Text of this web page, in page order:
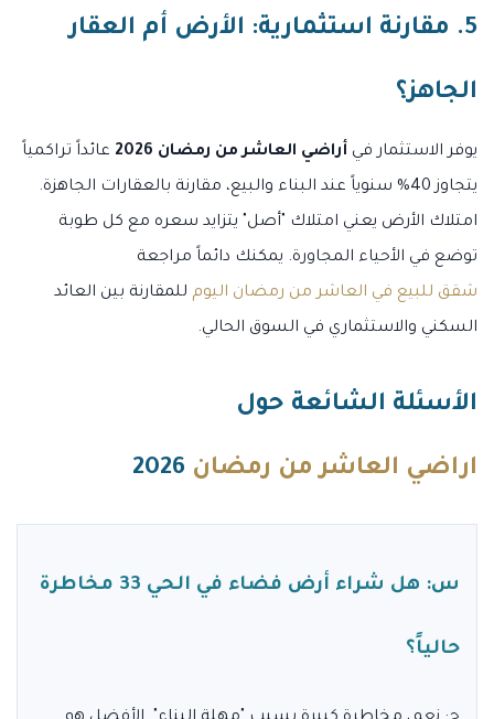
5. مقارنة استثمارية: الأرض أم العقار
الجاهز؟
يوفر الاستثمار في أراضي العاشر من رمضان 2026
عائداً تراكمياً
يتجاوز 40% سنوياً عند البناء والبيع، مقارنة بالعقارات الجاهزة.
امتلاك الأرض يعني امتلاك "أصل" يتزايد سعره مع كل طوبة
توضع في الأحياء المجاورة. يمكنك دائماً مراجعة
شقق للبيع في العاشر من رمضان اليوم للمقارنة بين العائد
السكني والاستثماري في السوق الحالي.
الأسئلة الشائعة حول
اراضي العاشر من رمضان
س: هل شراء أرض فضاء في الحي 33 مخاطرة
حالياً؟